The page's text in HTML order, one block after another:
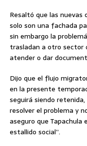
Resaltó que las nuevas
solo son una fachada
sin embargo la
trasladan a otro sector
atender o dar
Dijo que el flujo
en la presente
seguirá siendo
resolver el problema y
aseguro que
estallido social”.